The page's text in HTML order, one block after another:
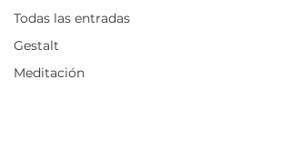
Todas las entradas
Gestalt
Meditación